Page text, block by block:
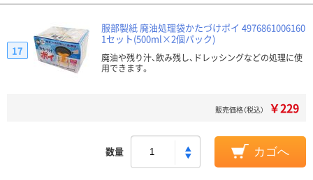
服部製紙 廃油処理袋かたづけポイ 4976861006160
1セット(500ml×2個パック)
廃油や残り汁、飲み残し、ドレッシングなどの処理に使
用できます。
17
販売価格（税込） ￥229
数量 カゴへ